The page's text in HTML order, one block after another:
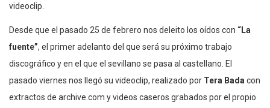
videoclip.
Desde que el pasado 25 de febrero nos deleito los oídos con “La
fuente”, el primer adelanto del que será su próximo trabajo
discográfico y en el que el sevillano se pasa al castellano. El
pasado viernes nos llegó su videoclip, realizado por Tera Bada con
extractos de archive.com y videos caseros grabados por el propio